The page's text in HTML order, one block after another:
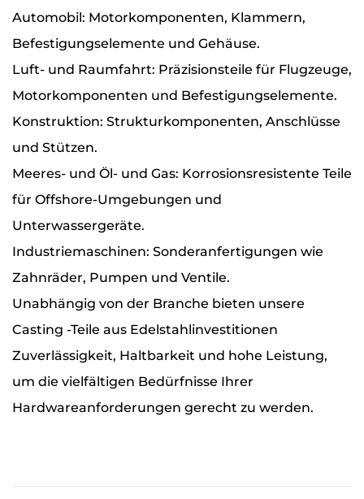
Automobil: Motorkomponenten, Klammern,
Befestigungselemente und Gehäuse.
Luft- und Raumfahrt: Präzisionsteile für Flugzeuge,
Motorkomponenten und Befestigungselemente.
Konstruktion: Strukturkomponenten, Anschlüsse
und Stützen.
Meeres- und Öl- und Gas: Korrosionsresistente Teile
für Offshore-Umgebungen und
Unterwassergeräte.
Industriemaschinen: Sonderanfertigungen wie
Zahnräder, Pumpen und Ventile.
Unabhängig von der Branche bieten unsere
Casting -Teile aus Edelstahlinvestitionen
Zuverlässigkeit, Haltbarkeit und hohe Leistung,
um die vielfältigen Bedürfnisse Ihrer
Hardwareanforderungen gerecht zu werden.